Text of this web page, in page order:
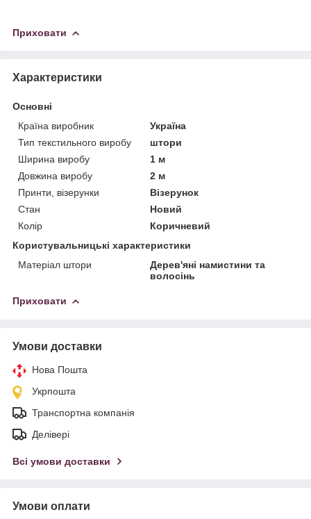
Приховати
Характеристики
Основні
Країна виробник
Україна
Тип текстильного виробу
штори
Ширина виробу
1 м
Довжина виробу
2 м
Принти, візерунки
Візерунок
Стан
Новий
Колір
Коричневий
Користувальницькі характеристики
Матеріал штори
Дерев'яні намистини та
волосінь
Приховати
Умови доставки
Нова Пошта
Укрпошта
Транспортна компанія
Делівері
Всі умови доставки
Умови оплати